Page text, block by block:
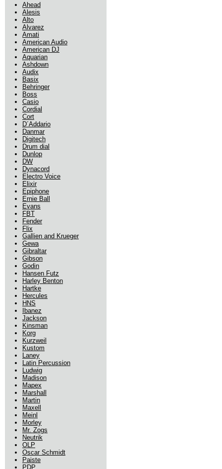
Ahead
Alesis
Alto
Alvarez
Amati
American Audio
American DJ
Aquarian
Ashdown
Audix
Basix
Behringer
Boss
Casio
Cordial
Cort
D´Addario
Danmar
Digitech
Drum dial
Dunlop
DW
Dynacord
Electro Voice
Elixir
Epiphone
Ernie Ball
Evans
FBT
Fender
Flix
Gallien and Krueger
Gewa
Gibraltar
Gibson
Godin
Hansen Futz
Harley Benton
Hartke
Hercules
HNS
Ibanez
Jackson
Kinsman
Korg
Kurzweil
Kustom
Laney
Latin Percussion
Ludwig
Madison
Mapex
Marshall
Martin
Maxell
Meinl
Morley
Mr. Zogs
Neutrik
OLP
Oscar Schmidt
Paiste
PDP